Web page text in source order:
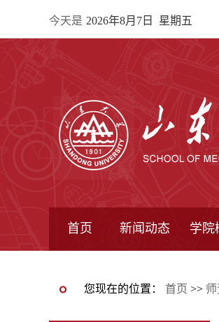
今天是 2026年8月7日 星期五
首页 新闻动态 学院
您现在的位置： 首页 >>